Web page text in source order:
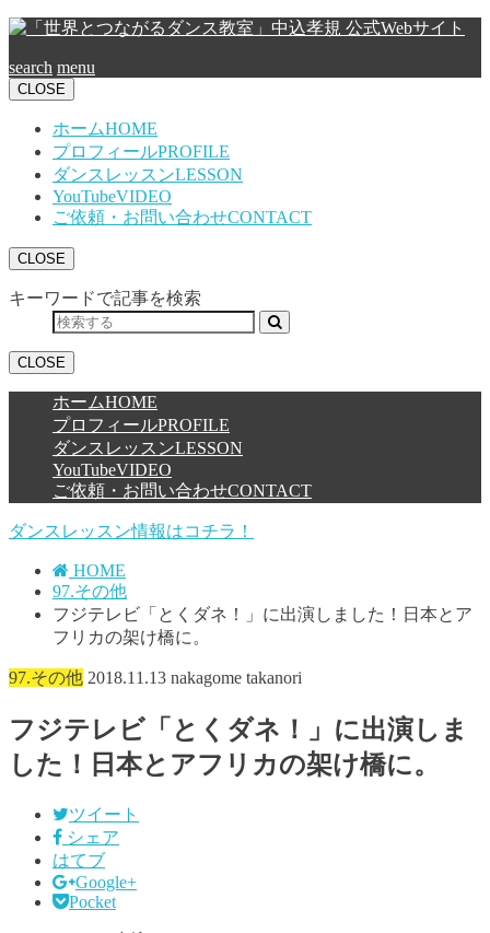
search menu
CLOSE
ホームHOME
プロフィールPROFILE
ダンスレッスンLESSON
YouTubeVIDEO
ご依頼・お問い合わせCONTACT
CLOSE
キーワードで記事を検索
CLOSE
ホームHOME
プロフィールPROFILE
ダンスレッスンLESSON
YouTubeVIDEO
ご依頼・お問い合わせCONTACT
ダンスレッスン情報はコチラ！
HOME
97.その他
フジテレビ「とくダネ！」に出演しました！日本とア
フリカの架け橋に。
97.その他 2018.11.13 nakagome takanori
フジテレビ「とくダネ！」に出演しま
した！日本とアフリカの架け橋に。
ツイート
シェア
はてブ
Google+
Pocket